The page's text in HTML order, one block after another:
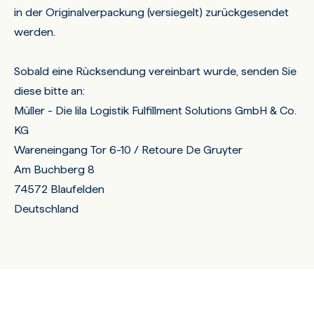
in der Originalverpackung (versiegelt) zurückgesendet
werden.
Sobald eine Rücksendung vereinbart wurde, senden Sie
diese bitte an:
Müller - Die lila Logistik Fulfillment Solutions GmbH & Co.
KG
Wareneingang Tor 6-10 / Retoure De Gruyter
Am Buchberg 8
74572 Blaufelden
Deutschland